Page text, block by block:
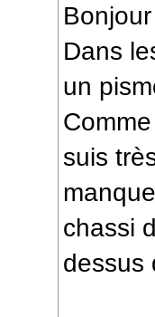
Bonjour
Dans
un
suis
chassi
dessus